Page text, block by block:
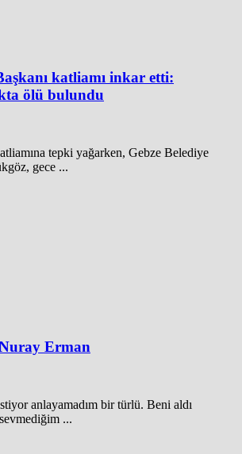
katliamı inkar etti:
ölü bulundu
tepki yağarken, Gebze Belediye
gece ...
Erman
anlayamadım bir türlü. Beni aldı
...